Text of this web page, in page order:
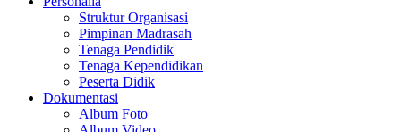
Struktur Organisasi
Pimpinan Madrasah
Tenaga Pendidik
Tenaga Kependidikan
Peserta Didik
Dokumentasi
Album Foto